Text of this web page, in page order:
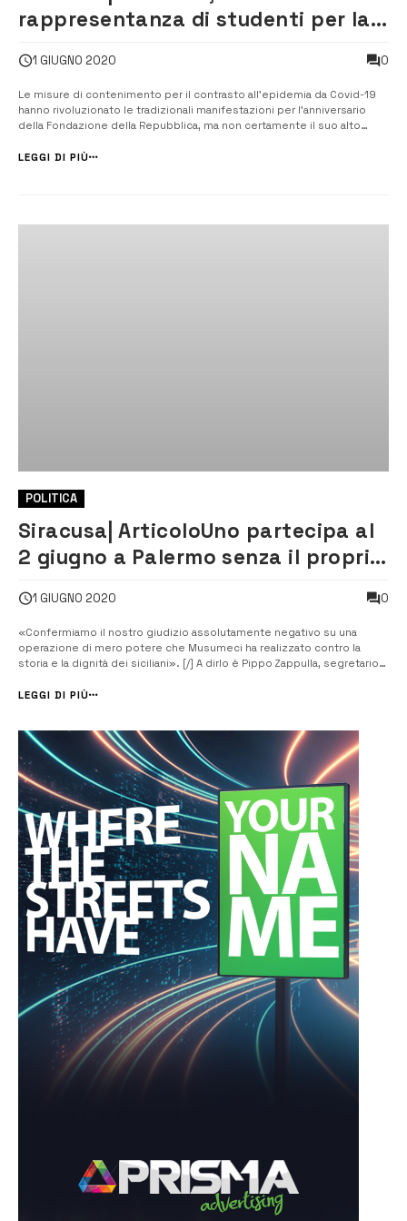
rappresentanza di studenti per la
1 GIUGNO 2020 0
Le misure di contenimento per il contrasto all’epidemia da Covid-19
hanno rivoluzionato le tradizionali manifestazioni per l’anniversario
della Fondazione della Repubblica, ma non certamente il suo alto
fase tanto delicata come l’attuale. [/] Nel pieno rispetto del
LEGGI DI PIÙ
POLITICA
Siracusa| ArticoloUno partecipa al
2 giugno a Palermo senza il proprio
1 GIUGNO 2020 0
«Confermiamo il nostro giudizio assolutamente negativo su una
operazione di mero potere che Musumeci ha realizzato contro la
storia e la dignità dei siciliani». [/] A dirlo è Pippo Zappulla, segretario
continua Zappulla – invece di spiegare ai siciliani la incompatibili...
LEGGI DI PIÙ